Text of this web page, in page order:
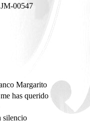
JM-00547
Margarito
has querido
silencio